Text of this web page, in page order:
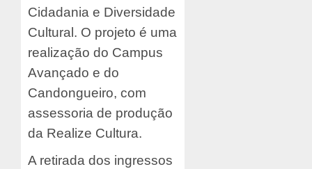
Cidadania e Diversidade
Cultural. O projeto é uma
realização do Campus
Avançado e do
Candongueiro, com
assessoria de produção
da Realize Cultura.
A retirada dos ingressos